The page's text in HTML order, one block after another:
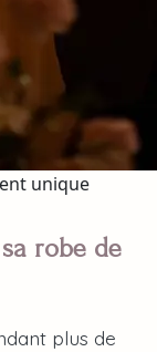
unique
robe de
plus de